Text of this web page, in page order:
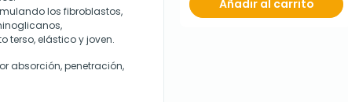
los fibroblastos,
terso, elástico y joven.
absorción, penetración,
Añadir al carrito